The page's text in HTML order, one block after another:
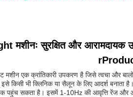
मशीनः सुरक्षित और आरामदायक
एक क्रांतिकारी उपकरण है जिसे त्वचा और
किसी भी क्लिनिक या सैलून के लिए आदर्श बनाता
पहुंच सकता है। इसमें 1-10Hz की आवृत्ति रेंज